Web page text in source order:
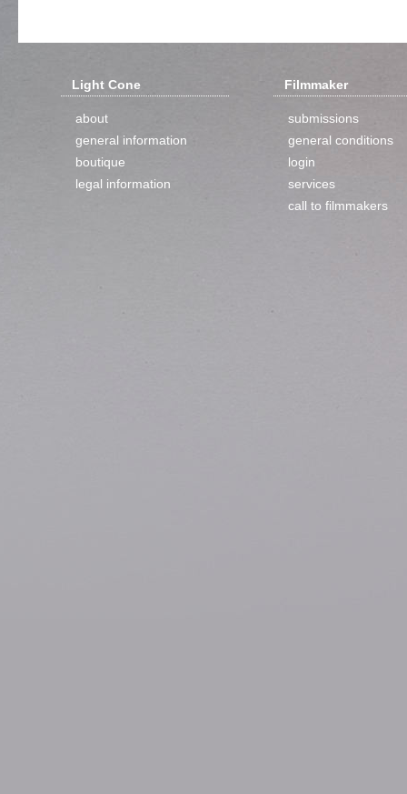
Light Cone
about
general information
boutique
legal information
Filmmaker
submissions
general conditions
login
services
call to filmmakers